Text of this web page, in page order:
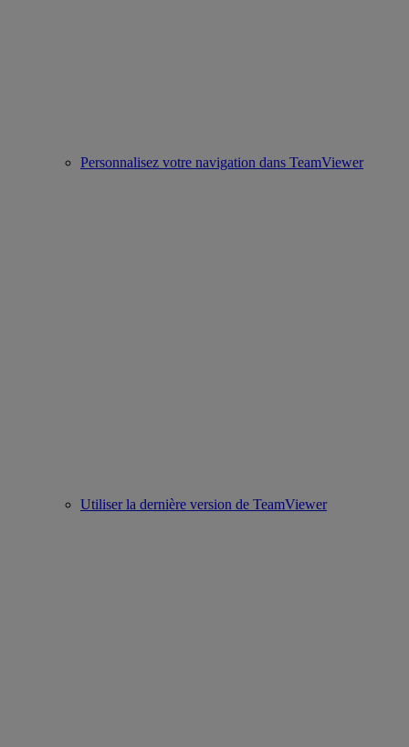
Personnalisez votre navigation dans TeamViewer
Utiliser la dernière version de TeamViewer